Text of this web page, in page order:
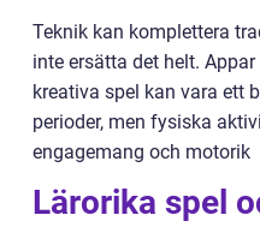
Teknik kan komplettera
inte ersätta det helt.
kreativa spel kan vara ett
perioder, men fysiska
engagemang och motorik
Lärorika spel